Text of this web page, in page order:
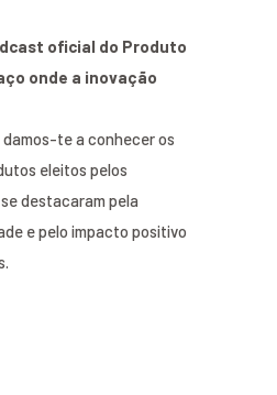
oficial do Produto
onde a inovação
damos-te a conhecer os
eleitos pelos
destacaram pela
e pelo impacto positivo